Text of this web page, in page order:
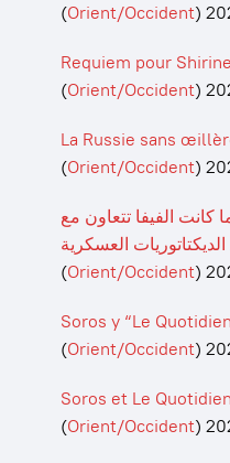
(Orient/Occident)
Requiem pour Shirine
(Orient/Occident)
La Russie sans
(Orient/Occident)
كانت الفيفا تتعاون مع
الديكتاتوريات العسكرية
(Orient/Occident)
Soros y “Le
(Orient/Occident)
Soros et Le
(Orient/Occident)